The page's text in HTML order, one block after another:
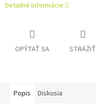
Detailné informácie
OPÝTAŤ SA STRÁŽIŤ
Popis Diskusia